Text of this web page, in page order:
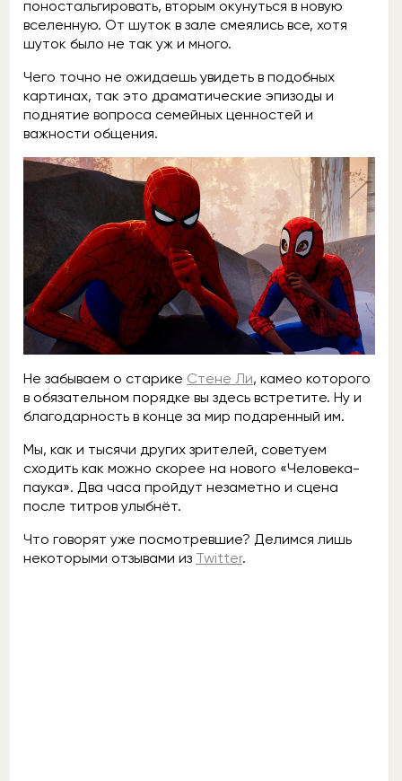
поностальгировать, вторым окунуться в новую
вселенную. От шуток в зале смеялись все, хотя
шуток было не так уж и много.
Чего точно не ожидаешь увидеть в подобных
картинах, так это драматические эпизоды и
поднятие вопроса семейных ценностей и
важности общения.
Не забываем о старике Стене Ли, камео которого
в обязательном порядке вы здесь встретите. Ну и
благодарность в конце за мир подаренный им.
Мы, как и тысячи других зрителей, советуем
сходить как можно скорее на нового «Человека-
паука». Два часа пройдут незаметно и сцена
после титров улыбнёт.
Что говорят уже посмотревшие? Делимся лишь
некоторыми отзывами из Twitter.